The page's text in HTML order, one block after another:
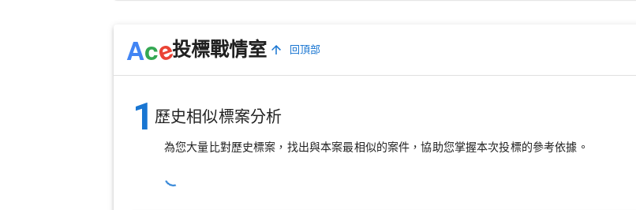
Ace投標戰情室 回頂部
1 歷史相似標案分析
為您大量比對歷史標案，找出與本案最相似的案件，協助您掌握本次投標的參考依據。